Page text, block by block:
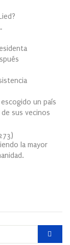
un país
sus vecinos
)
la mayor